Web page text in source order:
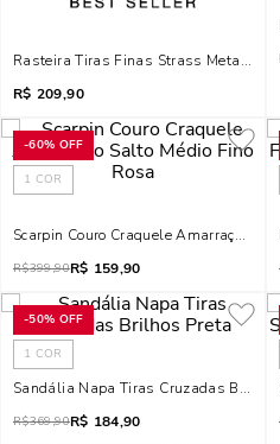
Rasteira Tiras Finas Strass
R$ 209,90
-60% OFF
1 COR
Scarpin Couro Craquele Amarração
R$399,90R$ 159,90
-50% OFF
1 COR
Sandália Napa Tiras Cruzadas
R$369,90R$ 184,90